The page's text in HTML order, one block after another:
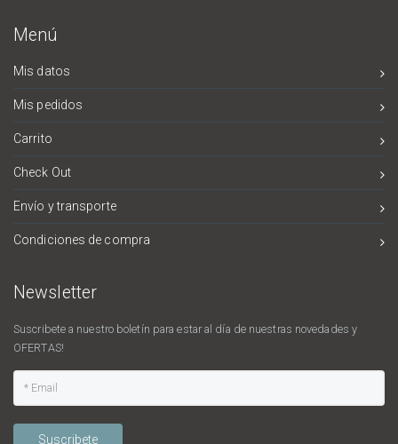
Menú
Mis datos
Mis pedidos
Carrito
Check Out
Envío y transporte
Condiciones de compra
Newsletter
Suscribete a nuestro boletín para estar al día de nuestras novedades y
OFERTAS!
Suscribete